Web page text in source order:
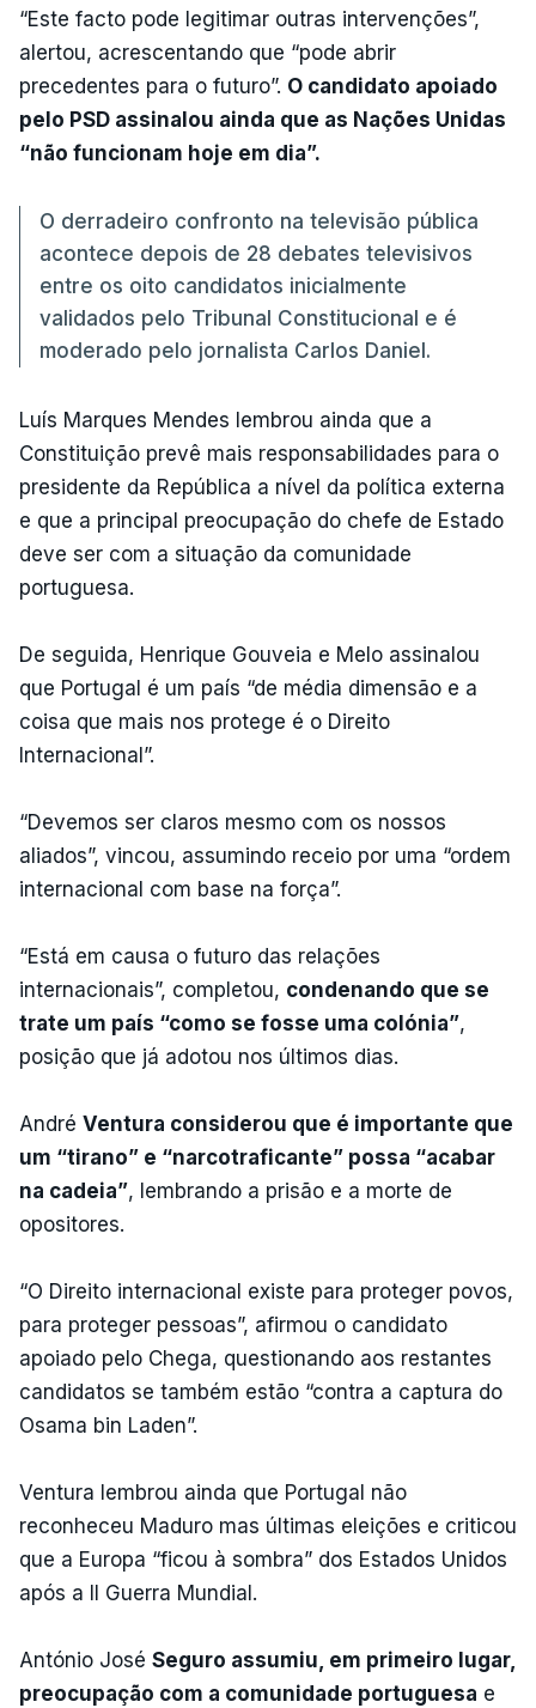
“Este facto pode legitimar outras intervenções”,
alertou, acrescentando que “pode abrir
precedentes para o futuro”. O candidato apoiado
pelo PSD assinalou ainda que as Nações Unidas
“não funcionam hoje em dia”.
O derradeiro confronto na televisão pública
acontece depois de 28 debates televisivos
entre os oito candidatos inicialmente
validados pelo Tribunal Constitucional e é
moderado pelo jornalista Carlos Daniel.
Luís Marques Mendes lembrou ainda que a
Constituição prevê mais responsabilidades para o
presidente da República a nível da política externa
e que a principal preocupação do chefe de Estado
deve ser com a situação da comunidade
portuguesa.
De seguida, Henrique Gouveia e Melo assinalou
que Portugal é um país “de média dimensão e a
coisa que mais nos protege é o Direito
Internacional”.
“Devemos ser claros mesmo com os nossos
aliados”, vincou, assumindo receio por uma “ordem
internacional com base na força”.
“Está em causa o futuro das relações
internacionais”, completou, condenando que se
trate um país “como se fosse uma colónia”,
posição que já adotou nos últimos dias.
André Ventura considerou que é importante que
um “tirano” e “narcotraficante” possa “acabar
na cadeia”, lembrando a prisão e a morte de
opositores.
“O Direito internacional existe para proteger povos,
para proteger pessoas”, afirmou o candidato
apoiado pelo Chega, questionando aos restantes
candidatos se também estão “contra a captura do
Osama bin Laden”.
Ventura lembrou ainda que Portugal não
reconheceu Maduro mas últimas eleições e criticou
que a Europa “ficou à sombra” dos Estados Unidos
após a II Guerra Mundial.
António José Seguro assumiu, em primeiro lugar,
preocupação com a comunidade portuguesa e